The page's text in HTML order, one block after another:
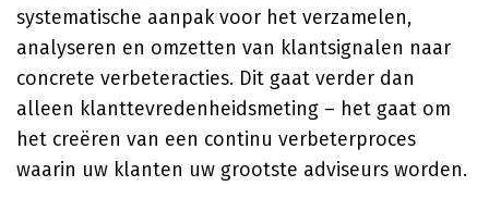
systematische aanpak voor het verzamelen,
analyseren en omzetten van klantsignalen naar
concrete verbeteracties. Dit gaat verder dan
alleen klanttevredenheidsmeting – het gaat om
het creëren van een continu verbeterproces
waarin uw klanten uw grootste adviseurs worden.